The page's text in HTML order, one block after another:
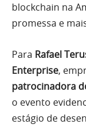
blockchain na
promessa e
Para Rafael
Enterprise,
patrocinadora
o evento
estágio de